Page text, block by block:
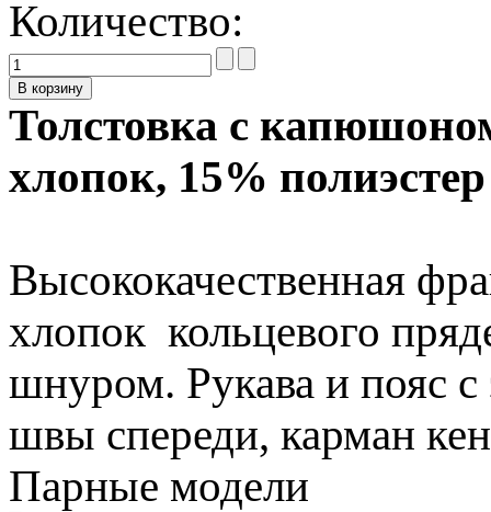
Количество:
Толстовка с
хлопок, 15% полиэстер
Высококачественная
хлопок кольцевого
шнуром. Рукава и пояс с
швы спереди, карман
Парные модели